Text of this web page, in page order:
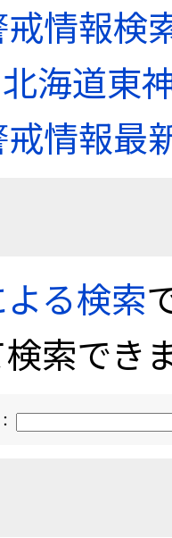
情報検
海道東
情報最
る検索
索でき